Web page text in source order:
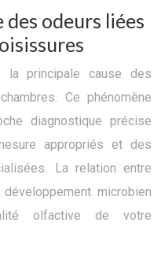
odeurs liées
la principale cause des
Ce phénomène
diagnostique précise
appropriés et des
La relation entre
microbien
olfactive de votre